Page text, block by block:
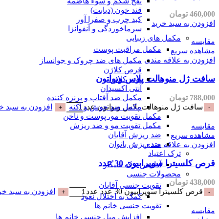
قند خون (دیابت)
کبد چرب و صفرا آور
سرماخوردگی و آنفوانزا
مکمل های زیبایی
مکمل مراقبت پوست
مکمل های ضد چروک و جوانساز
قرص کلاژن
پودر کلاژن
آنتی اکسیدان
مکمل ضد آفتاب و برنزه کننده
مکمل ضد جوش و آکنه
مکمل تقویت مو، پوست و ناخن
مکمل تقویت مو و ضد ریزش
ضد ریزش آقایان
ضد ریزش بانوان
ترک اعتیاد
آدامس ترک سیگار
محصولات جنسی
تقویت جنسی آقایان
کمک به اختلال نعوذ
تقویت جنسی خانم ها
افزایش میل جنسی خانم ها
460,000 تومان
افزودن به سبد خرید
مقایسه
مشاهده سریع
افزودن به علاقه مندی
سافت ژل منوهالت پلاس ویواتون
788,000 تومان
سافت ژل منوهالت پلاس ویواتون عدد
افزودن به سبد
مقایسه
مشاهده سریع
افزودن به علاقه مندی
قرص کلسیترا سوپرابیون 30 عدد
438,000 تومان
قرص کلسیترا سوپرابیون 30 عدد عدد
افزودن به سبد
مقایسه